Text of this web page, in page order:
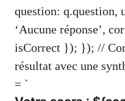
question: q.question,
‘Aucune réponse’,
isCorrect }); }); //
résultat avec une
= `